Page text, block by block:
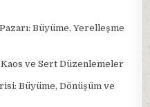
Büyüme, Yerelleşme
ve Sert Düzenlemeler
Büyüme, Dönüşüm ve